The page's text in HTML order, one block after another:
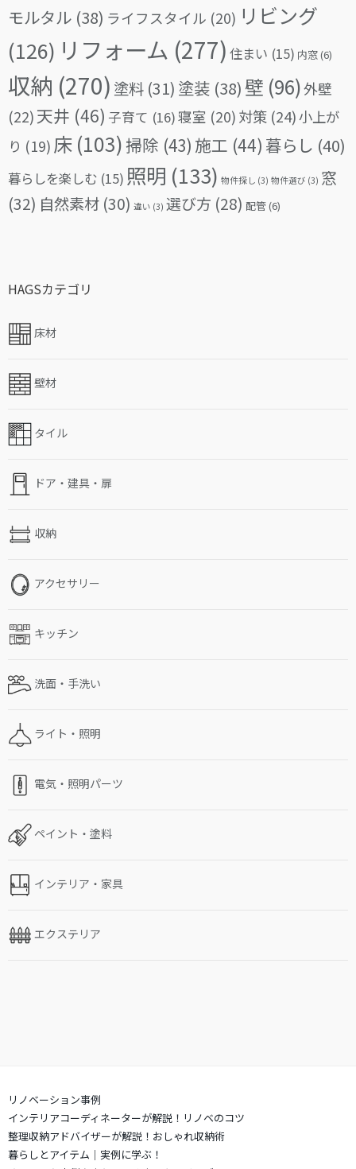
モルタル (38) ライフスタイル (20) リビング
(126) リフォーム (277) 住まい (15) 内窓(6)
収納 (270) 塗料 (31) 塗装 (38) 壁 (96)外壁
(22)天井 (46) 子育て (16)寝室 (20) 対策 (24)小上が
り (19) 床 (103)掃除 (43) 施工 (44) 暮らし (40)
暮らしを楽しむ (15) 照明 (133) 物件探し (3) 物件選び (3) 窓
(32) 自然素材 (30) 違い (3) 選び方 (28) 配管(6)
HAGSカテゴリ
床材
壁材
タイル
ドア・建具・扉
収納
アクセサリー
キッチン
洗面・手洗い
ライト・照明
電気・照明パーツ
ペイント・塗料
インテリア・家具
エクステリア
リノベーション事例
インテリアコーディネーターが解説！リノベのコツ
整理収納アドバイザーが解説！おしゃれ収納術
暮らしとアイテム｜実例に学ぶ！